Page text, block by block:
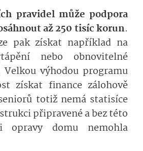
pravidel může podpora
až 250 tisíc korun.
pak získat například na
nebo obnovitelné
Velkou výhodou programu
získat finance zálohově
totiž nemá statisíce
připravené a bez této
domu nemohla